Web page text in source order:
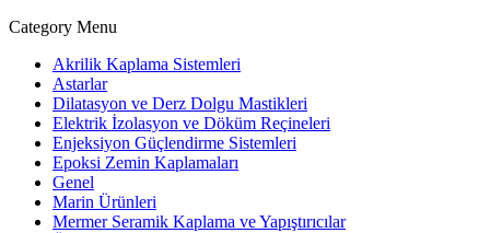
Category Menu
Akrilik Kaplama Sistemleri
Astarlar
Dilatasyon ve Derz Dolgu Mastikleri
Elektrik İzolasyon ve Döküm Reçineleri
Enjeksiyon Güçlendirme Sistemleri
Epoksi Zemin Kaplamaları
Genel
Marin Ürünleri
Mermer Seramik Kaplama ve Yapıştırıcılar